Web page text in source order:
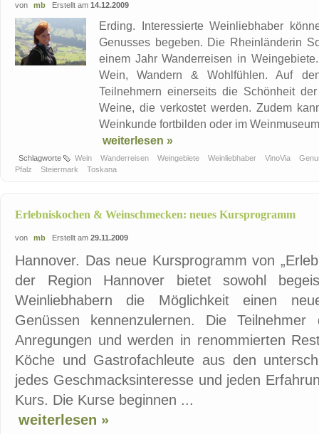
von mb Erstellt am 14.12.2009
Erding. Interessierte Weinliebhaber
Genusses begeben. Die Rheinländerin
einem Jahr Wanderreisen in
Wein, Wandern & Wohlfühlen. Auf
Teilnehmern einerseits die Schönheit
Weine, die verkostet werden. Zudem
Weinkunde fortbilden oder im
weiterlesen »
Schlagworte Wein Wanderreisen Weingebiete Weinliebhaber VinoVia
Pfalz
Steiermark Toskana
Erlebniskochen & Weinschmecken: neues Kursprogramm
von mb Erstellt am 29.11.2009
Hannover. Das neue Kursprogramm von
der Region Hannover bietet sowohl
Weinliebhabern die Möglichkeit einen
Genüssen kennenzulernen. Die
Anregungen und werden in renommierten
Köche und Gastrofachleute aus den
jedes Geschmacksinteresse und jeden
Kurs. Die Kurse beginnen ...
weiterlesen »